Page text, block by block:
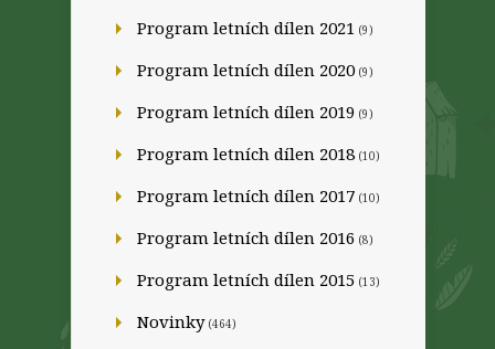
Program letních dílen 2021 (9)
Program letních dílen 2020 (9)
Program letních dílen 2019 (9)
Program letních dílen 2018 (10)
Program letních dílen 2017 (10)
Program letních dílen 2016 (8)
Program letních dílen 2015 (13)
Novinky(464)